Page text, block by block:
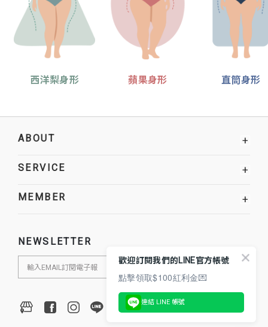
西洋梨身形 蘋果身形 直筒身形
ABOUT +
SERVICE +
MEMBER +
NEWSLETTER
歡迎訂閱我們的LINE官方帳號
點擊領取$100紅利金💌
連結 LINE 帳號